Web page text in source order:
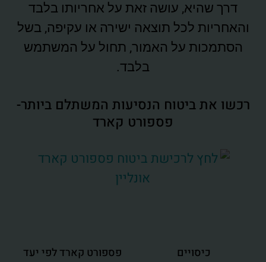
דרך שהיא, עושה זאת על אחריותו בלבד
והאחריות לכל תוצאה ישירה או עקיפה, בשל
הסתמכות על האמור, תחול על המשתמש
בלבד.
רכשו את ביטוח הנסיעות המשתלם ביותר-
פספורט קארד
כיסויים פספורט קארד לפי יעד